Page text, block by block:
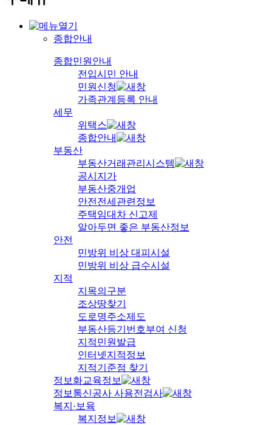
종합안내
종합민원안내
전입시민 안내
민원신청
가족관계등록 안내
세무
위택스
종합안내
부동산
부동산거래관리시스템
공시지가
부동산중개업
안전전세관련정보
주택임대차 신고제
알아두면 좋은 부동산정보
안전
민방위 비상 대피시설
민방위 비상 급수시설
지적
지목의구분
조상땅찾기
도로명주소제도
부동산등기번호부여 신청
지적민원발급
인터넷지적정보
지적기준점 찾기
정보화교육정보
정보통신공사 사용전검사
복지·보육
복지정보